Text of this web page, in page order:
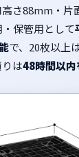
さ88mm・片
保管用として
で、20枚以上
は48時間以